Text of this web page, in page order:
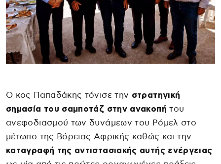
Ο κος Παπαδάκης τόνισε την στρατηγική
σημασία του σαμποτάζ στην ανακοπή του
ανεφοδιασμού των δυνάμεων του Ρόμελ στο
μέτωπο της Βόρειας Αφρικής καθώς και την
καταγραφή της αντιστασιακής αυτής ενέργειας